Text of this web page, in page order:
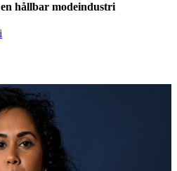
hållbar modeindustri